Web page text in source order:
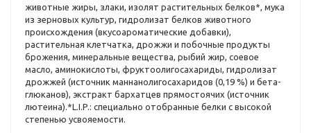
животные жиры, злаки, изолят растительных белков*, мука
из зерновых культур, гидролизат белков животного
происхождения (вкусоароматические добавки),
растительная клетчатка, дрожжи и побочные продукты
брожения, минеральные вещества, рыбий жир, соевое
масло, аминокислоты, фруктоолигосахариды, гидролизат
дрожжей (источник маннанолигосахаридов (0,19 %) и бета-
глюканов), экстракт бархатцев прямостоячих (источник
лютеина).*L.I.P.: специально отобранные белки с высокой
степенью усвояемости.